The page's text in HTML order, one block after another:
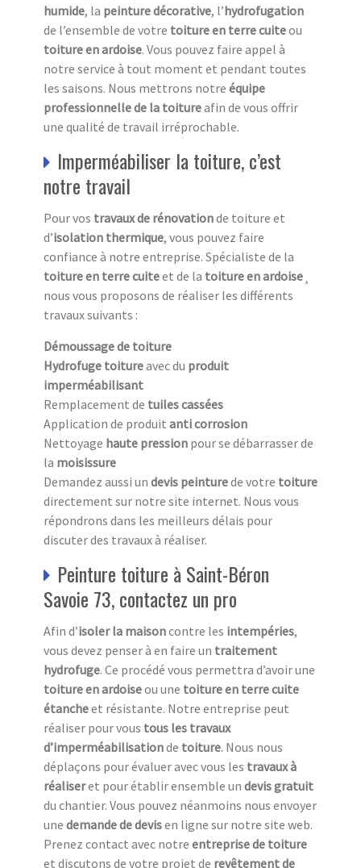
humide, la peinture décorative, l’hydrofugation
de l’ensemble de votre toiture en terre cuiteou
toiture en ardoise. Vous pouvez faire appel à
notre service à tout moment et pendant toutes
les saisons. Nous mettrons notre équipe
professionnelle de la toitureafin de vous offrir
une qualité de travail irréprochable.
Imperméabiliser la toiture, c’est
notre travail
Pour vos travaux de rénovationde toiture et
d’isolation thermique, vous pouvez faire
confiance à notre entreprise. Spécialiste de la
toiture en terre cuiteet de la toiture en ardoise
nous vous proposons de réaliser les différents
travaux suivants :
Démoussage de toiture
Hydrofuge toitureavec du produit
imperméabilisant
Remplacement de tuiles cassées
Application de produit anti corrosion
Nettoyage haute pression pour se débarrasser de
la moisissure
Demandez aussi un devis peinturede votre toiture
directement sur notre site internet. Nous vous
répondrons dans les meilleurs délais pour
discuter des travaux à réaliser.
Peinture toiture à Saint-Béron
Savoie 73, contactez un pro
Afin d’isoler la maisoncontre les intempéries,
vous devez penser à en faire un traitement
hydrofuge. Ce procédé vous permettra d’avoir une
toiture en ardoiseou une toiture en terre cuite
étancheet résistante. Notre entreprise peut
réaliser pour vous tous les travaux
d’imperméabilisationde toiture. Nous nous
déplaçons pour évaluer avec vous les travaux à
réaliseret pour établir ensemble un devis gratuit
du chantier. Vous pouvez néanmoins nous envoyer
une demande de devisen ligne sur notre site web.
Prenez contact avec notre entreprise de toiture
et discutons de votre projet de revêtement de